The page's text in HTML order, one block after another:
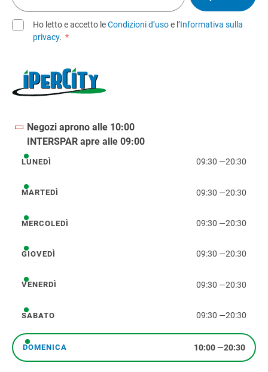
Ho letto e accetto leCondizioni d’usoe l’Informativa sulla
privacy. *
Negozi aprono alle 10:00
INTERSPAR apre alle 09:00
lunedì
LUNEDÌ 09:30 —20:30
martedì
MARTEDÌ 09:30 —20:30
mercoledì
MERCOLEDÌ 09:30 —20:30
giovedì
GIOVEDÌ 09:30 —20:30
venerdì
VENERDÌ 09:30 —20:30
sabato
SABATO 09:30 —20:30
domenica
DOMENICA 10:00—20:30